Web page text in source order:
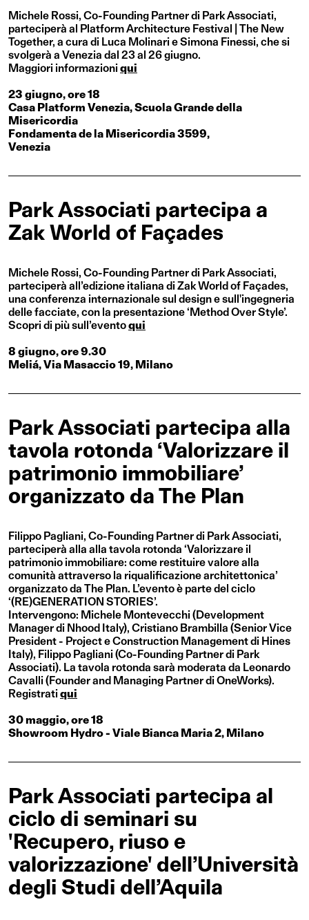
Michele Rossi, Co-Founding Partner di Park Associati,
parteciperà al Platform Architecture Festival | The New
Together, a cura di Luca Molinari e Simona Finessi, che si
svolgerà a Venezia dal 23 al 26 giugno.
Maggiori informazioniqui
23 giugno, ore 18
Casa Platform Venezia, Scuola Grande della
Misericordia
Fondamenta de la Misericordia 3599,
Venezia
Park Associati partecipa a
Zak World of Façades
Michele Rossi, Co-Founding Partner di Park Associati,
parteciperà all’edizione italiana di Zak World of Façades,
una conferenza internazionale sul design e sull'ingegneria
delle facciate, con la presentazione ‘Method Over Style’.
Scopri di più sull’eventoqui
8 giugno, ore 9.30
Meliá, Via Masaccio 19, Milano
Park Associati partecipa alla
tavola rotonda ‘Valorizzare il
patrimonio immobiliare’
organizzato da The Plan
Filippo Pagliani, Co-Founding Partner di Park Associati,
parteciperà alla alla tavola rotonda ‘Valorizzare il
patrimonio immobiliare: come restituire valore alla
comunità attraverso la riqualificazione architettonica’
organizzato da The Plan. L’evento è parte del ciclo
‘(RE)GENERATION STORIES’.
Intervengono: Michele Montevecchi (Development
Manager di Nhood Italy), Cristiano Brambilla (Senior Vice
President - Project e Construction Management di Hines
Italy), Filippo Pagliani (Co-Founding Partner di Park
Associati). La tavola rotonda sarà moderata da Leonardo
Cavalli (Founder and Managing Partner di OneWorks).
Registratiqui
30 maggio, ore 18
Showroom Hydro - Viale Bianca Maria 2, Milano
Park Associati partecipa al
ciclo di seminari su
'Recupero, riuso e
valorizzazione' dell’Università
degli Studi dell’Aquila